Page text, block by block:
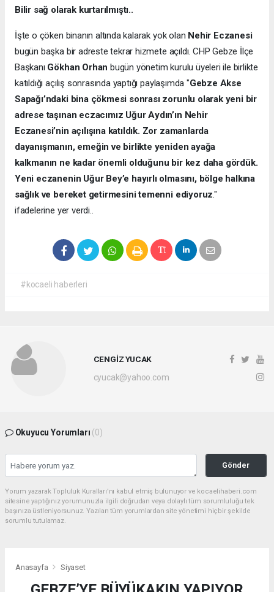
Bilir sağ olarak kurtarılmıştı..
İşte o çöken binanın altında kalarak yok olan Nehir Eczanesi
bugün başka bir adreste tekrar hizmete açıldı. CHP Gebze İlçe
Başkanı Gökhan Orhan bugün yönetim kurulu üyeleri ile birlikte
katıldığı açılış sonrasında yaptığı paylaşımda "Gebze Akse
Sapağı’ndaki bina çökmesi sonrası zorunlu olarak yeni bir
adrese taşınan eczacımız Uğur Aydın’ın Nehir
Eczanesi’nin açılışına katıldık. Zor zamanlarda
dayanışmanın, emeğin ve birlikte yeniden ayağa
kalkmanın ne kadar önemli olduğunu bir kez daha gördük.
Yeni eczanenin Uğur Bey’e hayırlı olmasını, bölge halkına
sağlık ve bereket getirmesini temenni ediyoruz."
ifadelerine yer verdi..
#kocaeli haberleri
CENGİZ YUCAK
cyucak@yahoo.com
Okuyucu Yorumları (0)
Gönder
Yorum yazarak Topluluk Kuralları’nı kabul etmiş bulunuyor ve kocaelihaberi.com
sitesine yaptığınız yorumunuzla ilgili doğrudan veya dolaylı tüm sorumluluğu tek
başınıza üstleniyorsunuz. Yazılan tüm yorumlardan site yönetimi hiçbir şekilde
sorumlu tutulamaz.
Anasayfa Siyaset